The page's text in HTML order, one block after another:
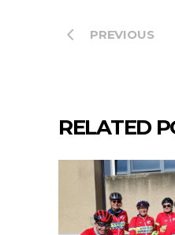
PREVIOUS
RELATED